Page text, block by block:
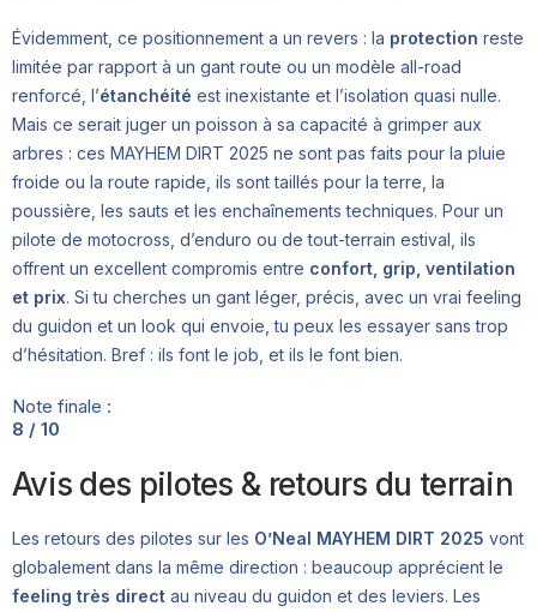
Évidemment, ce positionnement a un revers : la protection reste
limitée par rapport à un gant route ou un modèle all-road
renforcé, l’étanchéité est inexistante et l’isolation quasi nulle.
Mais ce serait juger un poisson à sa capacité à grimper aux
arbres : ces MAYHEM DIRT 2025 ne sont pas faits pour la pluie
froide ou la route rapide, ils sont taillés pour la terre, la
poussière, les sauts et les enchaînements techniques. Pour un
pilote de motocross, d’enduro ou de tout-terrain estival, ils
offrent un excellent compromis entre confort, grip, ventilation
et prix. Si tu cherches un gant léger, précis, avec un vrai feeling
du guidon et un look qui envoie, tu peux les essayer sans trop
d’hésitation. Bref : ils font le job, et ils le font bien.
Note finale :
8 / 10
Avis des pilotes & retours du terrain
Les retours des pilotes sur les O’Neal MAYHEM DIRT 2025 vont
globalement dans la même direction : beaucoup apprécient le
feeling très direct au niveau du guidon et des leviers. Les